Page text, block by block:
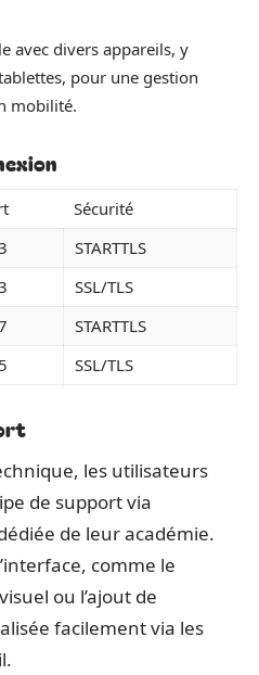
avec divers appareils, y
pour une gestion
mobilité.
Sécurité
STARTTLS
SSL/TLS
STARTTLS
SSL/TLS
les utilisateurs
de support via
de leur académie.
comme le
ou l’ajout de
facilement via les